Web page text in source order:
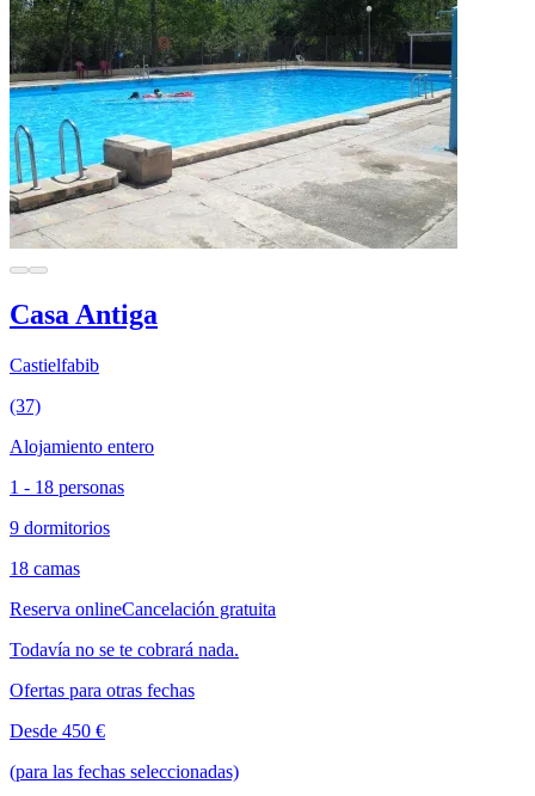
Casa Antiga
Castielfabib
(37)
Alojamiento entero
1 - 18 personas
9 dormitorios
18 camas
Reserva onlineCancelación gratuita
Todavía no se te cobrará nada.
Ofertas para otras fechas
Desde 450 €
(para las fechas seleccionadas)